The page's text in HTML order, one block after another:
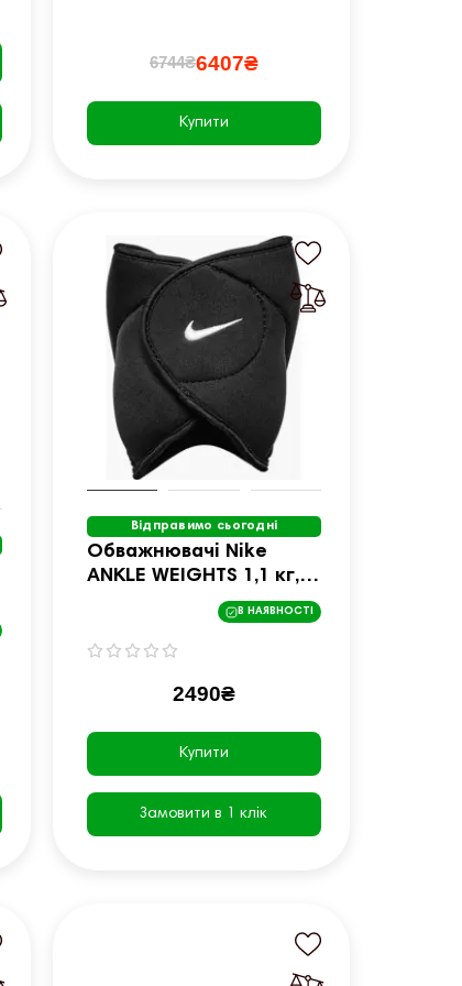
6744₴6407₴
Купити
Відправимо сьогодні
Обважнювачі Nike
ANKLE WEIGHTS 1,1 кг,
В НАЯВНОСТІ
2490₴
Купити
Замовити в 1 клік